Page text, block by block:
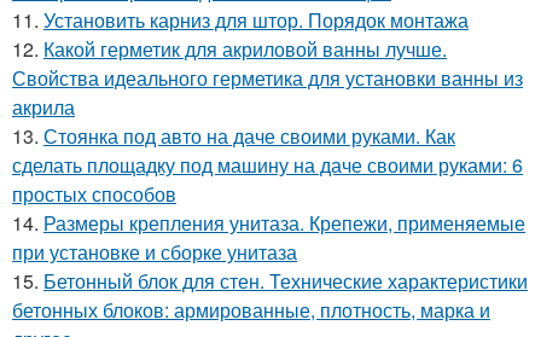
11. Установить карниз для штор. Порядок монтажа
12. Какой герметик для акриловой ванны лучше.
Свойства идеального герметика для установки ванны из
акрила
13. Стоянка под авто на даче своими руками. Как
сделать площадку под машину на даче своими руками: 6
простых способов
14. Размеры крепления унитаза. Крепежи, применяемые
при установке и сборке унитаза
15. Бетонный блок для стен. Технические характеристики
бетонных блоков: армированные, плотность, марка и